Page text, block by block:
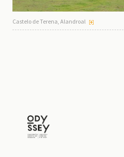
Castelo de Terena, Alandroal